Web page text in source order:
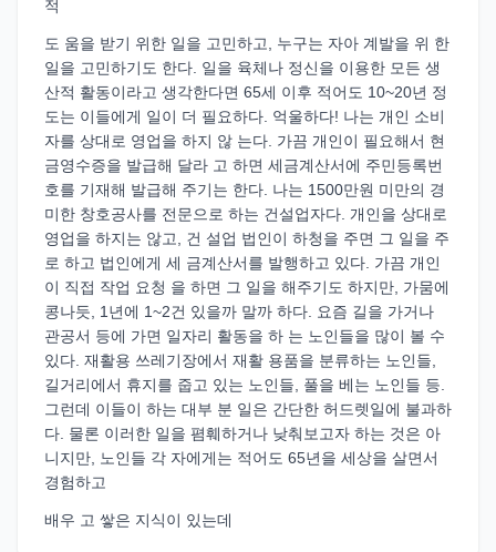
적
도 움을 받기 위한 일을 고민하고, 누구는 자아 계발을 위 한
일을 고민하기도 한다. 일을 육체나 정신을 이용한 모든 생
산적 활동이라고 생각한다면 65세 이후 적어도 10~20년 정
도는 이들에게 일이 더 필요하다. 억울하다! 나는 개인 소비
자를 상대로 영업을 하지 않 는다. 가끔 개인이 필요해서 현
금영수증을 발급해 달라 고 하면 세금계산서에 주민등록번
호를 기재해 발급해 주기는 한다. 나는 1500만원 미만의 경
미한 창호공사를 전문으로 하는 건설업자다. 개인을 상대로
영업을 하지는 않고, 건 설업 법인이 하청을 주면 그 일을 주
로 하고 법인에게 세 금계산서를 발행하고 있다. 가끔 개인
이 직접 작업 요청 을 하면 그 일을 해주기도 하지만, 가뭄에
콩나듯, 1년에 1~2건 있을까 말까 하다. 요즘 길을 가거나
관공서 등에 가면 일자리 활동을 하 는 노인들을 많이 볼 수
있다. 재활용 쓰레기장에서 재활 용품을 분류하는 노인들,
길거리에서 휴지를 줍고 있는 노인들, 풀을 베는 노인들 등.
그런데 이들이 하는 대부 분 일은 간단한 허드렛일에 불과하
다. 물론 이러한 일을 폄훼하거나 낮춰보고자 하는 것은 아
니지만, 노인들 각 자에게는 적어도 65년을 세상을 살면서
경험하고
배우 고 쌓은 지식이 있는데